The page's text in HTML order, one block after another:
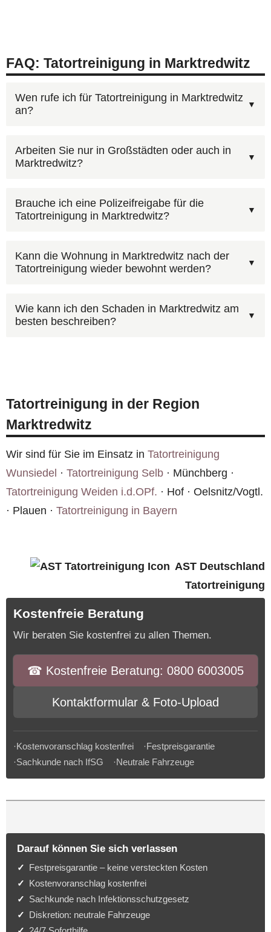
FAQ: Tatortreinigung in Marktredwitz
Wen rufe ich für Tatortreinigung in Marktredwitz
an?
Sie erreichen uns jederzeit unter0800 6003005
(gebührenfrei). Nach einem kurzen Erstgespräch
Kostenvoranschlag für Marktredwitz. Auf Wunsch
nutzen Sie auch unserKontaktformular
Arbeiten Sie nur in Großstädten oder auch in
Marktredwitz?
Ja, in Marktredwitz und der gesamten Region
Bayern stehen wir Ihnen zur Verfügung. Rufen
erreichbar.
Brauche ich eine Polizeifreigabe für die
Tatortreinigung in Marktredwitz?
Wichtig: Bei polizeilichen Ermittlungen die
Freigabe abwarten. Die Kosten können über die
Abwicklung. Bei Mietwohnungen in Marktredwitz
sollte der Vermieter informiert werden.
Kann die Wohnung in Marktredwitz nach der
Tatortreinigung wieder bewohnt werden?
Wir führen nach der Reinigung in Marktredwitz
eine Abschlusskontrolle durch. Dabei werden alle
Wie kann ich den Schaden in Marktredwitz am
besten beschreiben?
0800 6003005
Tatortreinigung in der Region
Marktredwitz
Wir sind für Sie im Einsatz in Tatortreinigung
Wunsiedel · Tatortreinigung Selb · Münchberg ·
Tatortreinigung Weiden i.d.OPf. · Hof · Oelsnitz/Vogtl.
· Plauen · Tatortreinigung in Bayern
AST Deutschland
Tatortreinigung
Kostenfreie Beratung
Wir beraten Sie kostenfrei zu allen Themen.
☎︎ Kostenfreie Beratung: 0800 6003005
Kontaktformular & Foto-Upload
·Kostenvoranschlag kostenfrei ·Festpreisgarantie
·Sachkunde nach IfSG ·Neutrale Fahrzeuge
Darauf können Sie sich verlassen
Festpreisgarantie – keine versteckten Kosten
Kostenvoranschlag kostenfrei
Sachkunde nach Infektionsschutzgesetz
Diskretion: neutrale Fahrzeuge